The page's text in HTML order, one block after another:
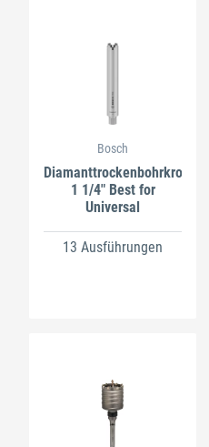
Bosch
Diamanttrockenbohrkrone
1 1/4" Best for
Universal
13 Ausführungen